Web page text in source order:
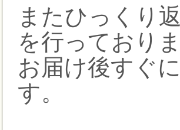
またひっくり
を行っておりま
お届け後すぐ
す。